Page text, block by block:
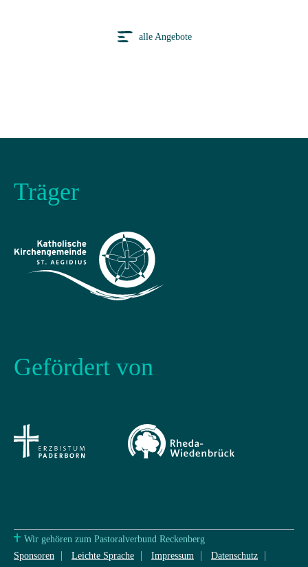
alle Angebote
Träger
Gefördert von
Wir gehören zum Pastoralverbund Reckenberg
Sponsoren
Leichte Sprache Impressum Datenschutz